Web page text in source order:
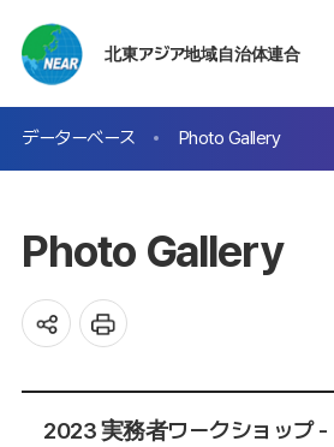
北東アジア地域自治体連合
データーベース Photo Gallery
Photo Gallery
2023 実務者ワークショップ -